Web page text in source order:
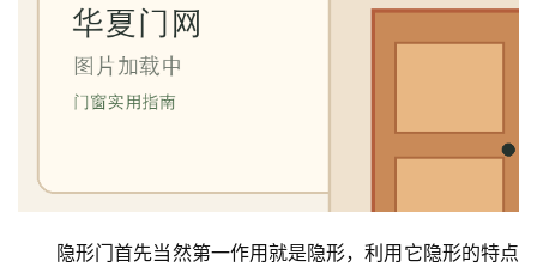
隐形门首先当然第一作用就是隐形，利用它隐形的特点